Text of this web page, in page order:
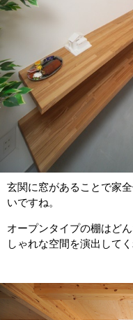
玄関に窓があることで家
いですね。
オープンタイプの棚はど
しゃれな空間を演出して